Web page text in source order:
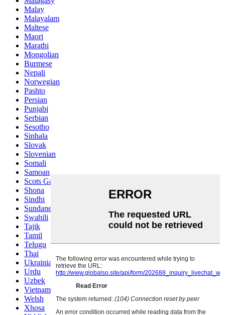
Malay
Malayalam
Maltese
Maori
Marathi
Mongolian
Burmese
Nepali
Norwegian
Pashto
Persian
Punjabi
Serbian
Sesotho
Sinhala
Slovak
Slovenian
Somali
Samoan
Scots Gaelic
Shona
Sindhi
Sundanese
Swahili
Tajik
Tamil
Telugu
Thai
Ukrainian
Urdu
Uzbek
Vietnamese
Welsh
Xhosa